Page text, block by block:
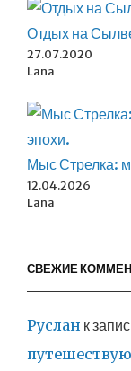
Отдых на
27.07.2020
Lana
Мыс Стрелка:
12.04.2026
Lana
СВЕЖИЕ
Руслан к